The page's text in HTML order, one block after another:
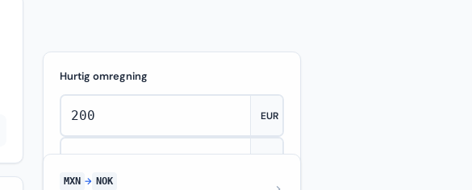
Hurtig omregning
MXN → NOK